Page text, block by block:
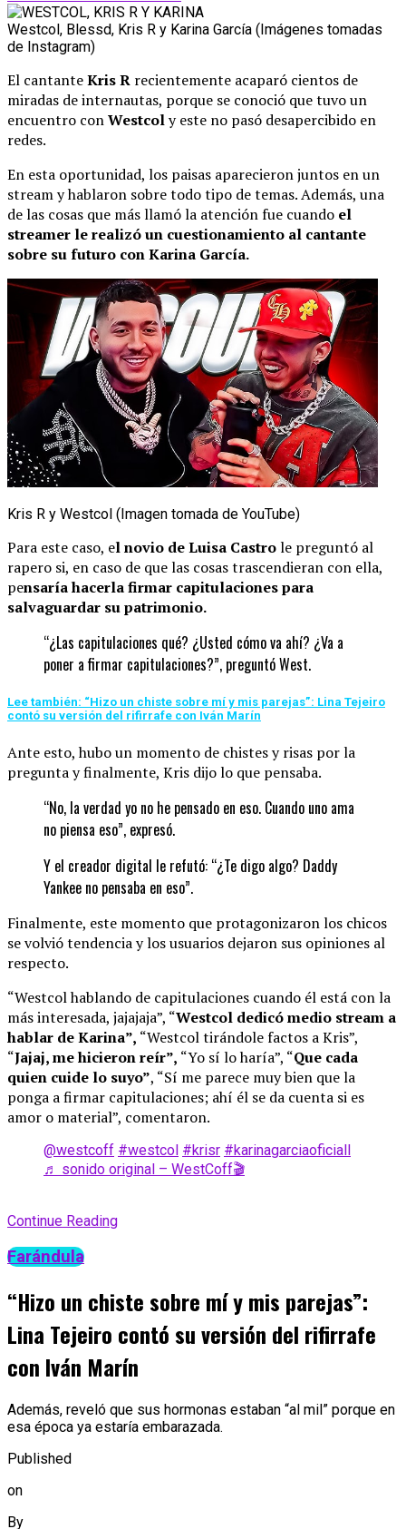
Westcol, Blessd, Kris R y Karina García (Imágenes tomadas
de Instagram)
El cantanteKris R recientemente acaparó cientos de
miradas de internautas, porque se conoció que tuvo un
encuentro conWestcoly este no pasó desapercibido en
redes.
En esta oportunidad, los paisas aparecieron juntos en un
stream y hablaron sobre todo tipo de temas. Además, una
de las cosas que más llamó la atención fue cuando el
streamer le realizó un cuestionamiento al cantante
sobre su futuro con Karina García.
Kris R y Westcol (Imagen tomada de YouTube)
Para este caso, el novio de Luisa Castrole preguntó al
rapero si, en caso de que las cosas trascendieran con ella,
pensaría hacerla firmar capitulaciones para
salvaguardar su patrimonio.
“¿Las capitulaciones qué? ¿Usted cómo va ahí? ¿Va a
poner a firmar capitulaciones?”, preguntó West.
Lee también: “Hizo un chiste sobre mí y mis parejas”: Lina Tejeiro
contó su versión del rifirrafe con Iván Marín
Ante esto, hubo un momento de chistes y risas por la
pregunta y finalmente, Kris dijo lo que pensaba.
“No, la verdad yo no he pensado en eso. Cuando uno ama
no piensa eso”, expresó.
Y el creador digital le refutó: “¿Te digo algo? Daddy
Yankee no pensaba en eso”.
Finalmente, este momento que protagonizaron los chicos
se volvió tendencia y los usuarios dejaron sus opiniones al
respecto.
“Westcol hablando de capitulaciones cuando él está con la
más interesada, jajajaja”, “Westcol dedicó medio stream a
hablar de Karina”, “Westcol tirándole factos a Kris”,
“Jajaj, me hicieron reír”, “Yo sí lo haría”, “Que cada
quien cuide lo suyo”, “Sí me parece muy bien que la
ponga a firmar capitulaciones; ahí él se da cuenta si es
amor o material”, comentaron.
@westcoff #westcol #krisr #karinagarciaoficiall
♬ sonido original – WestCoff🎬
Continue Reading
Farándula
“Hizo un chiste sobre mí y mis parejas”:
Lina Tejeiro contó su versión del rifirrafe
con Iván Marín
Además, reveló que sus hormonas estaban “al mil” porque en
esa época ya estaría embarazada.
Published
on
By